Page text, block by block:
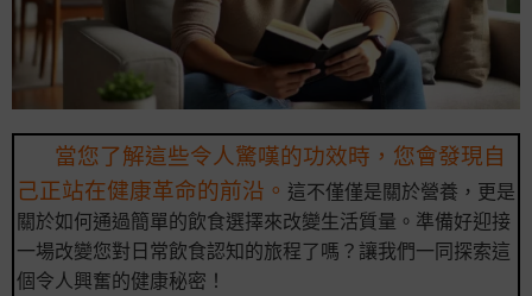
當您了解這些令人驚嘆的功效時，您會發現自
己正站在健康革命的前沿。 這不僅僅是關於營養，更是
關於如何通過簡單的飲食選擇來改變生活質量。準備好迎接
一場改變您對日常飲食認知的旅程了嗎？讓我們一同探索這
個令人興奮的健康秘密！